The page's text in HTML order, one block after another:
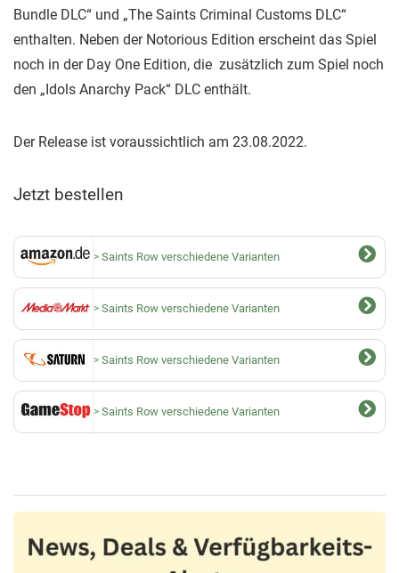
Bundle DLC“ und „The Saints Criminal Customs DLC“
enthalten. Neben der Notorious Edition erscheint das Spiel
noch in der Day One Edition, die zusätzlich zum Spiel noch
den „Idols Anarchy Pack“ DLC enthält.
Der Release ist voraussichtlich am 23.08.2022.
Jetzt bestellen
Saints Row verschiedene Varianten
Saints Row verschiedene Varianten
Saints Row verschiedene Varianten
Saints Row verschiedene Varianten